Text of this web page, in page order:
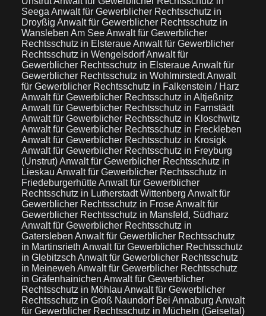
Seega Anwalt für Gewerblicher Rechtsschutz in
Droyßig Anwalt für Gewerblicher Rechtsschutz in
Wansleben Am SeeAnwalt für Gewerblicher
Rechtsschutz in ElsteraueAnwalt für Gewerblicher
Rechtsschutz in WengelsdorfAnwalt für
Gewerblicher Rechtsschutz in ElsteraueAnwalt für
Gewerblicher Rechtsschutz in WohlmirstedtAnwalt
für Gewerblicher Rechtsschutz in Falkenstein / Harz
Anwalt für Gewerblicher Rechtsschutz in Altjeßnitz
Anwalt für Gewerblicher Rechtsschutz in Farnstädt
Anwalt für Gewerblicher Rechtsschutz in Kloschwitz
Anwalt für Gewerblicher Rechtsschutz in Freckleben
Anwalt für Gewerblicher Rechtsschutz in Krosigk
Anwalt für Gewerblicher Rechtsschutz in Freyburg
(Unstrut)Anwalt für Gewerblicher Rechtsschutz in
Lieskau Anwalt für Gewerblicher Rechtsschutz in
FriedeburgerhütteAnwalt für Gewerblicher
Rechtsschutz in Lutherstadt Wittenberg Anwalt für
Gewerblicher Rechtsschutz in FroseAnwalt für
Gewerblicher Rechtsschutz in Mansfeld, Südharz
Anwalt für Gewerblicher Rechtsschutz in
Gatersleben Anwalt für Gewerblicher Rechtsschutz
in Martinsrieth Anwalt für Gewerblicher Rechtsschutz
in Glebitzsch Anwalt für Gewerblicher Rechtsschutz
in Meineweh Anwalt für Gewerblicher Rechtsschutz
in Gräfenhainichen Anwalt für Gewerblicher
Rechtsschutz in Möhlau Anwalt für Gewerblicher
Rechtsschutz in Groß Naundorf Bei Annaburg Anwalt
für Gewerblicher Rechtsschutz in Mücheln (Geiseltal)